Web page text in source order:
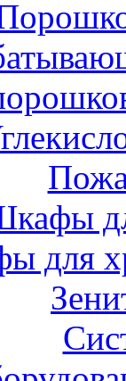
для